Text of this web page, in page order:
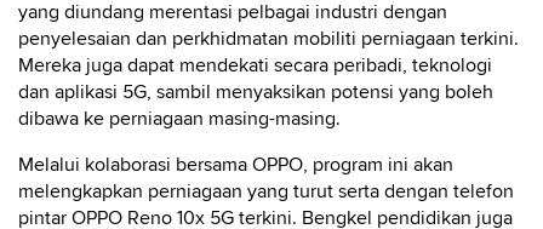
yang diundang merentasi pelbagai industri dengan
penyelesaian dan perkhidmatan mobiliti perniagaan terkini.
Mereka juga dapat mendekati secara peribadi, teknologi
dan aplikasi 5G, sambil menyaksikan potensi yang boleh
dibawa ke perniagaan masing-masing.
Melalui kolaborasi bersama OPPO, program ini akan
melengkapkan perniagaan yang turut serta dengan telefon
pintar OPPO Reno 10x 5G terkini. Bengkel pendidikan juga